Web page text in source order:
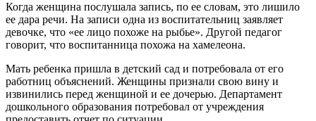
Когда женщина послушала запись, по ее словам, это лишило
ее дара речи. На записи одна из воспитательниц заявляет
девочке, что «ее лицо похоже на рыбье». Другой педагог
говорит, что воспитанница похожа на хамелеона.
Мать ребенка пришла в детский сад и потребовала от его
работниц объяснений. Женщины признали свою вину и
извинились перед женщиной и ее дочерью. Департамент
дошкольного образования потребовал от учреждения